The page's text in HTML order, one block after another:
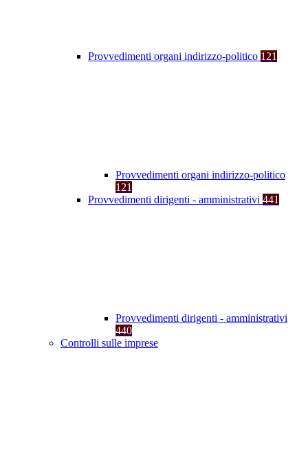
Provvedimenti organi indirizzo-politico 121
Provvedimenti organi indirizzo-politico
121
Provvedimenti dirigenti - amministrativi 441
Provvedimenti dirigenti - amministrativi
440
Controlli sulle imprese